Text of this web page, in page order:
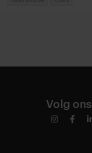
Volg ons